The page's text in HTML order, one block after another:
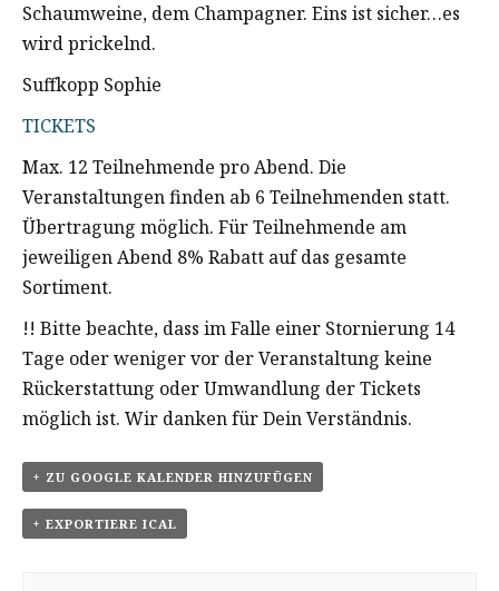
Schaumweine, dem Champagner. Eins ist sicher…es
wird prickelnd.
Suffkopp Sophie
TICKETS
Max. 12 Teilnehmende pro Abend. Die
Veranstaltungen finden ab 6 Teilnehmenden statt.
Übertragung möglich. Für Teilnehmende am
jeweiligen Abend 8% Rabatt auf das gesamte
Sortiment.
!! Bitte beachte, dass im Falle einer Stornierung 14
Tage oder weniger vor der Veranstaltung keine
Rückerstattung oder Umwandlung der Tickets
möglich ist. Wir danken für Dein Verständnis.
+ ZU GOOGLE KALENDER HINZUFÜGEN
+ EXPORTIERE ICAL